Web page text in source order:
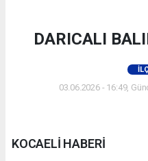
DARICALI
03.06.2026 - 16:49,
KOCAELİ HABERİ